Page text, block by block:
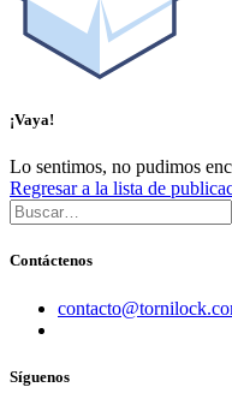
¡Vaya!
Lo sentimos, no pudimos
Regresar a la lista de
Contáctenos
Síguenos